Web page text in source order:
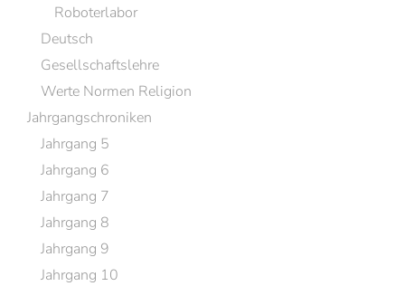
Roboterlabor
Deutsch
Gesellschaftslehre
Werte Normen Religion
Jahrgangschroniken
Jahrgang 5
Jahrgang 6
Jahrgang 7
Jahrgang 8
Jahrgang 9
Jahrgang 10